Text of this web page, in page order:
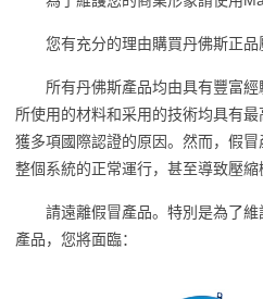
您有充分的理由購買丹佛斯正品
所有丹佛斯產品均由具有豐富
所使用的材料和采用的技術均具有
獲多項國際認證的原因。然而，假
整個系統的正常運行，甚至導致壓縮
請遠離假冒產品。特別是為了
產品，您將面臨：